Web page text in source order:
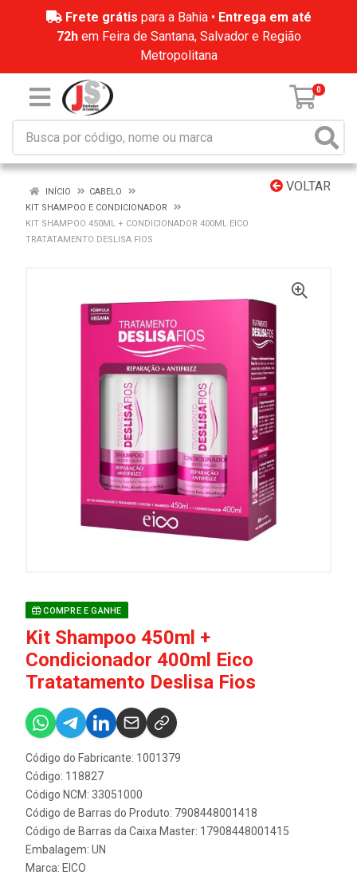
Frete grátis para a Bahia • Entrega em até
72hem Feira de Santana, Salvador e Região
Metropolitana
0
VOLTAR
INÍCIO
CABELO
KIT SHAMPOO E CONDICIONADOR
KIT SHAMPOO 450ML + CONDICIONADOR 400ML EICO
TRATATAMENTO DESLISA FIOS
COMPRE E GANHE
Kit Shampoo 450ml +
Condicionador 400ml Eico
Tratatamento Deslisa Fios
Código do Fabricante: 1001379
Código: 118827
Código NCM: 33051000
Código de Barras do Produto: 7908448001418
Código de Barras da Caixa Master: 17908448001415
Embalagem: UN
Marca: EICO